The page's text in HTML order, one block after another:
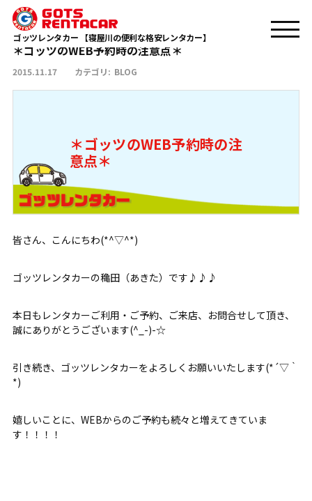
ゴッツレンタカー 【寝屋川の便利な格安レンタカー】
TOP BLOG
＊ゴッツのWEB予約時の注意点＊
2015.11.17 カテゴリ: BLOG
＊ゴッツのWEB予約時の注
意点＊
皆さん、こんにちわ(*^▽^*)
ゴッツレンタカーの穐田（あきた）です♪♪♪
本日もレンタカーご利用・ご予約、ご来店、お問合せして頂き、
誠にありがとうございます(^_-)-☆
引き続き、ゴッツレンタカーをよろしくお願いいたします(*´▽｀
*)
嬉しいことに、WEBからのご予約も続々と増えてきていま
す！！！！